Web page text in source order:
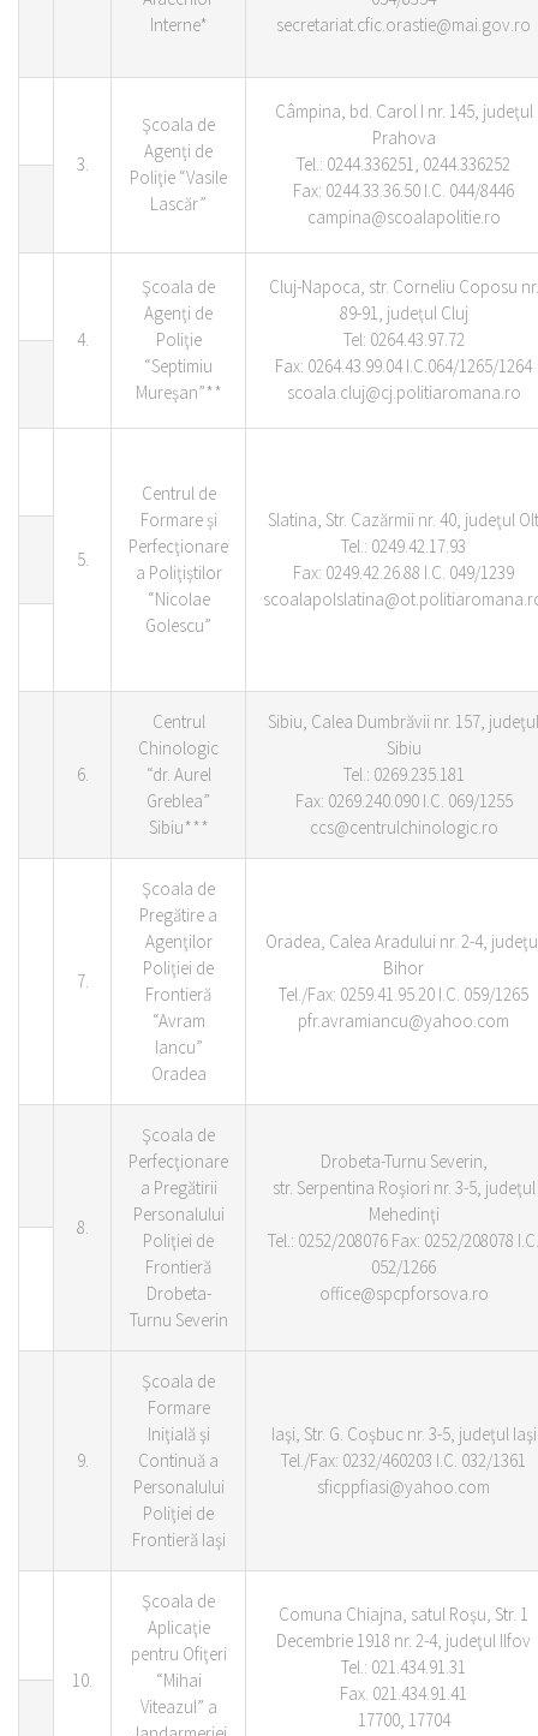
Interne*
secretariat.cfic.orastie@mai.gov.ro
3.
Şcoala de
Agenţi de
Poliţie “Vasile
Lascăr”
Câmpina, bd. Carol I nr. 145, judeţul
Prahova
Tel.: 0244.336251, 0244.336252
Fax: 0244.33.36.50 I.C. 044/8446
campina@scoalapolitie.ro
4.
Şcoala de
Agenţi de
Poliţie
“Septimiu
Mureşan”**
Cluj-Napoca, str. Corneliu Coposu nr.
89-91, judeţul Cluj
Tel: 0264.43.97.72
Fax: 0264.43.99.04 I.C.064/1265/1264
scoala.cluj@cj.politiaromana.ro
5.
Centrul de
Formare şi
Perfecţionare
a Poliţiştilor
“Nicolae
Golescu”
Slatina, Str. Cazărmii nr. 40, judeţul Olt
Tel.: 0249.42.17.93
Fax: 0249.42.26.88 I.C. 049/1239
6.
Centrul
Chinologic
“dr. Aurel
Greblea”
Sibiu***
Sibiu, Calea Dumbrăvii nr. 157, judeţul
Sibiu
Tel.: 0269.235.181
Fax: 0269.240.090 I.C. 069/1255
ccs@centrulchinologic.ro
7.
Şcoala de
Pregătire a
Agenţilor
Poliţiei de
Frontieră
“Avram
Iancu”
Oradea
Oradea, Calea Aradului nr. 2-4,
Bihor
Tel./Fax: 0259.41.95.20 I.C. 059/1265
pfr.avramiancu@yahoo.com
8.
Şcoala de
Perfecţionare
a Pregătirii
Personalului
Poliţiei de
Frontieră
Drobeta-
Turnu Severin
Drobeta-Turnu Severin,
str. Serpentina Roşiori nr. 3-5, judeţul
Mehedinţi
Tel.: 0252/208076 Fax: 0252/208078 I.C.
052/1266
office@spcpforsova.ro
9.
Şcoala de
Formare
Iniţială şi
Continuă a
Personalului
Poliţiei de
Frontieră Iaşi
Iaşi, Str. G. Coşbuc nr. 3-5, judeţul Iaşi
Tel./Fax: 0232/460203 I.C. 032/1361
sficppfiasi@yahoo.com
10.
Şcoala de
Aplicaţie
pentru Ofiţeri
“Mihai
Viteazul” a
Comuna Chiajna, satul Roşu, Str. 1
Decembrie 1918 nr. 2-4, judeţul Ilfov
Tel.: 021.434.91.31
Fax. 021.434.91.41
17700, 17704